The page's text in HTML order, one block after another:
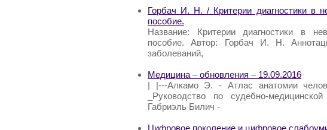
Горбач И. Н. / Критерии диагностики в
пособие.
Название: Критерии диагностики в
пособие. Автор: Горбач И. Н.
заболеваний,
Медицина – обновления – 19.09.2016
| |---Алкамо Э. - Атлас анатомии
_Руководство по судебно-
Габриэль Билич -